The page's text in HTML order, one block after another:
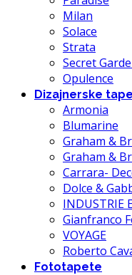
Milan
Solace
Strata
Secret
Opulence
Dizajnerske
Armonia
Blumarine
Graham &
Graham &
Carrara-
Dolce &
INDUSTRIE
Gianfranco
VOYAGE
Roberto
Fototapete